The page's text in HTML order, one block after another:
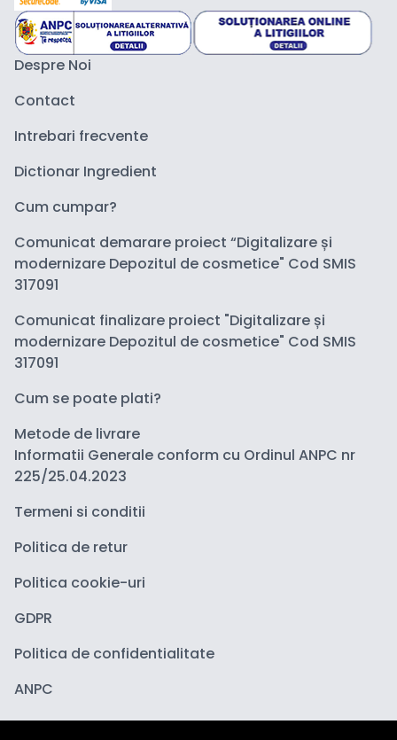
Despre Noi
Contact
Intrebari frecvente
Dictionar Ingredient
Cum cumpar?
Comunicat demarare proiect “Digitalizare și
modernizare Depozitul de cosmetice" Cod SMIS
317091
Comunicat finalizare proiect "Digitalizare și
modernizare Depozitul de cosmetice" Cod SMIS
317091
Cum se poate plati?
Metode de livrare
Informatii Generale conform cu Ordinul ANPC nr
225/25.04.2023
Termeni si conditii
Politica de retur
Politica cookie-uri
GDPR
Politica de confidentialitate
ANPC